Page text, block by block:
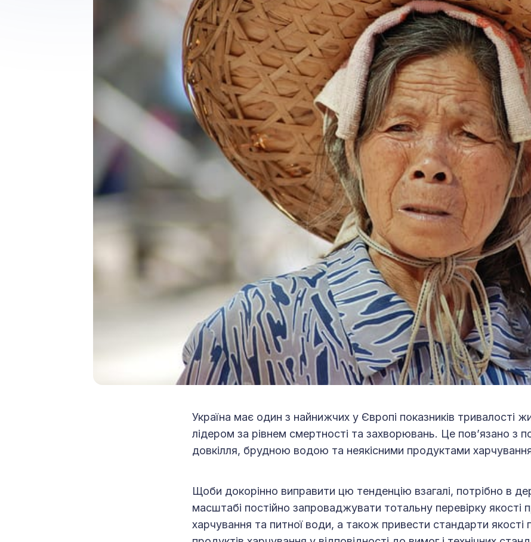
Україна має один з найнижчих у Європі показників тривалості
лідером за рівнем смертності та захворювань. Це пов’язано з
довкілля, брудною водою та неякісними продуктами
Щоби докорінно виправити цю тенденцію взагалі, потрібно в
масштабі постійно запроваджувати тотальну перевірку якості
харчування та питної води, а також привести стандарти якості